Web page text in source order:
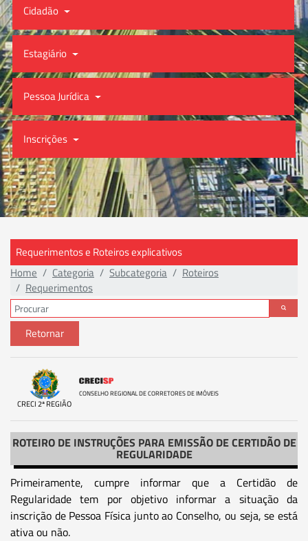
Cidadão
Estagiário
Pessoa Jurídica
Inscrições
Requerimentos e Roteiros explicativos
Home
Categoria Subcategoria
Roteiros
Requerimentos
Retornar
CRECI 2ª REGIÃO
CONSELHO REGIONAL DE CORRETORES DE IMÓVEIS
ROTEIRO DE INSTRUÇÕES PARA EMISSÃO DE CERTIDÃO DE
REGULARIDADE
Primeiramente, cumpre informar que a Certidão de
Regularidade tem por objetivo informar a situação da
inscrição de Pessoa Física junto ao Conselho, ou seja, se está
ativa ou não.